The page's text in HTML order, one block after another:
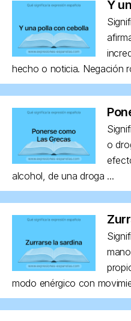
Y
hecho o noticia. Negación
o
alcohol, de una droga ...
modo enérgico con